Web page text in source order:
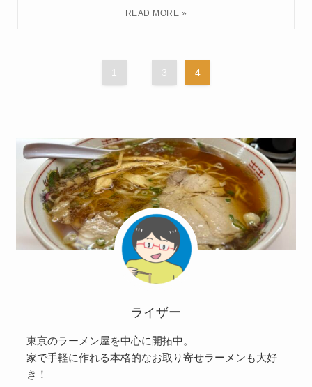
1 ... 3 4
ライザー
東京のラーメン屋を中心に開拓中。
家で手軽に作れる本格的なお取り寄せラーメンも大好
き！